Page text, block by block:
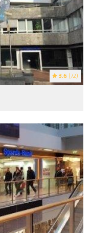
3.6 (72)